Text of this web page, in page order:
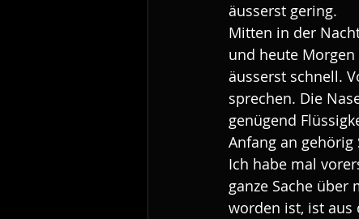
äusserst gering.
Mitten in der
und heute
äusserst schnell.
sprechen. Die
genügend
Anfang an gehörig
Ich habe mal
ganze Sache über
worden ist, ist aus